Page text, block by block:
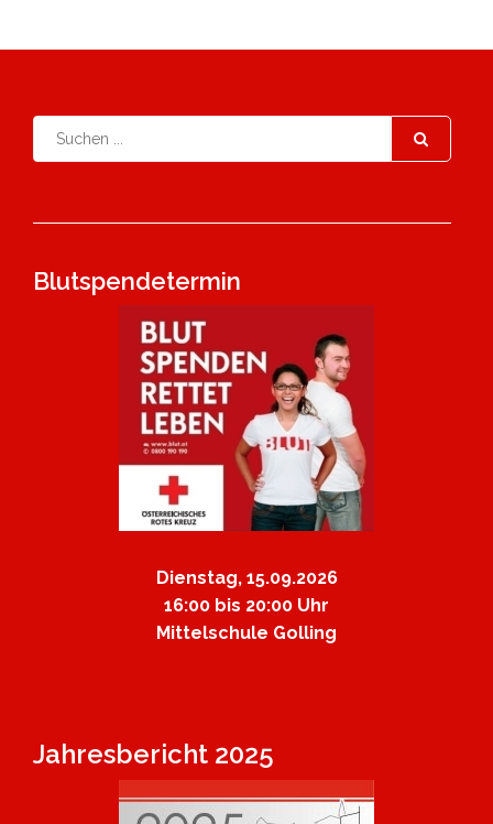
Blutspendetermin
Dienstag, 15.09.2026
16:00 bis 20:00 Uhr
Mittelschule Golling
Jahresbericht 2025